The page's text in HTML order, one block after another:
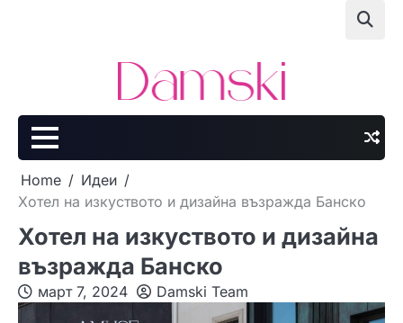
Home
Идеи
Хотел на изкуството и дизайна възражда Банско
Хотел на изкуството и дизайна
възражда Банско
март 7, 2024 Damski Team